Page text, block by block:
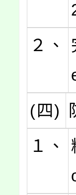
２、
(四)
１、